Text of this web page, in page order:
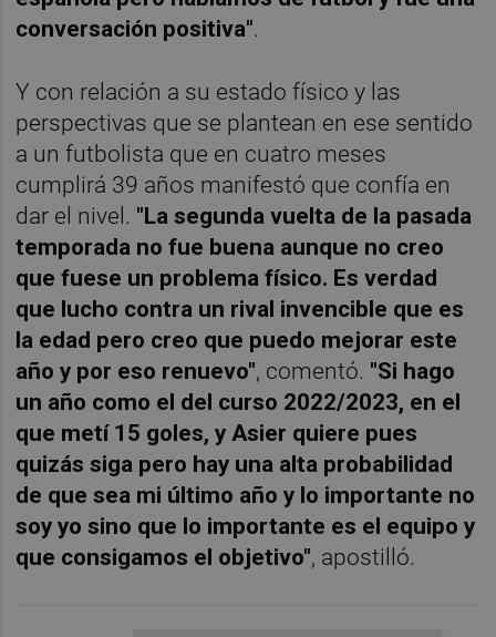
conversación positiva".
Y con relación a su estado físico y las
perspectivas que se plantean en ese sentido
a un futbolista que en cuatro meses
cumplirá 39 años manifestó que confía en
dar el nivel. "La segunda vuelta de la pasada
temporada no fue buena aunque no creo
que fuese un problema físico. Es verdad
que lucho contra un rival invencible que es
la edad pero creo que puedo mejorar este
año y por eso renuevo", comentó. "Si hago
un año como el del curso 2022/2023, en el
que metí 15 goles, y Asier quiere pues
quizás siga pero hay una alta probabilidad
de que sea mi último año y lo importante no
soy yo sino que lo importante es el equipo y
que consigamos el objetivo", apostilló.